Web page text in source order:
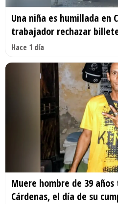
Una niña es humillada en
trabajador rechazar
Hace 1 día
Muere hombre de 39
Cárdenas, el día de su